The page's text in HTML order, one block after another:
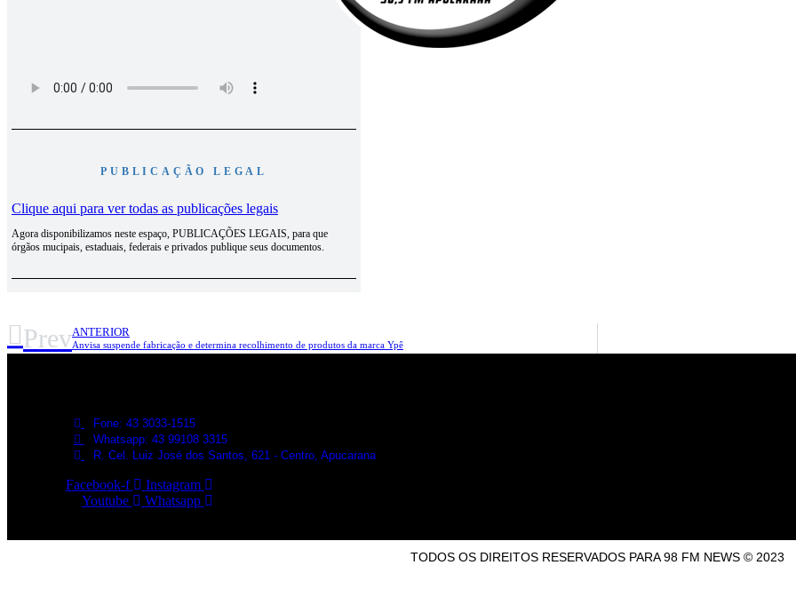
PUBLICAÇÃO LEGAL
Clique aqui para ver todas as publicações legais
Agora disponibilizamos neste espaço, PUBLICAÇÕES LEGAIS, para que
órgãos mucipais, estaduais, federais e privados publique seus documentos.
PrevANTERIOR
Anvisa suspende fabricação e determina recolhimento de produtos da marca Ypê
Fone: 43 3033-1515
Whatsapp: 43 99108 3315
R. Cel. Luiz José dos Santos, 621 - Centro, Apucarana
Facebook-f
Instagram
Youtube
Whatsapp
TODOS OS DIREITOS RESERVADOS PARA 98 FM NEWS © 2023